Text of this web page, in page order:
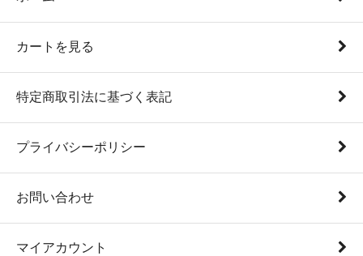
カートを見る
特定商取引法に基づく表記
プライバシーポリシー
お問い合わせ
マイアカウント